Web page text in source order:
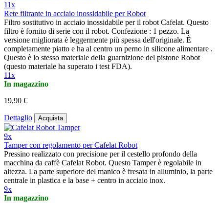
11x
Rete filtrante in acciaio inossidabile per Robot
Filtro sostitutivo in acciaio inossidabile per il robot Cafelat. Questo
filtro è fornito di serie con il robot. Confezione : 1 pezzo. La
versione migliorata è leggermente più spessa dell'originale. È
completamente piatto e ha al centro un perno in silicone alimentare .
Questo è lo stesso materiale della guarnizione del pistone Robot
(questo materiale ha superato i test FDA).
11x
In magazzino
19,90 €
Dettaglio Acquista
9x
Tamper con regolamento per Cafelat Robot
Pressino realizzato con precisione per il cestello profondo della
macchina da caffè Cafelat Robot. Questo Tamper è regolabile in
altezza. La parte superiore del manico è fresata in alluminio, la parte
centrale in plastica e la base + centro in acciaio inox.
9x
In magazzino